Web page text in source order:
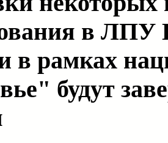
в ЛПУ
в рамках
будут